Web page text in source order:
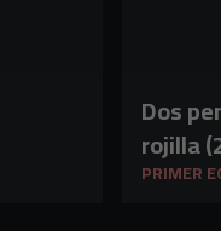
Dos
rojilla
PRIMER